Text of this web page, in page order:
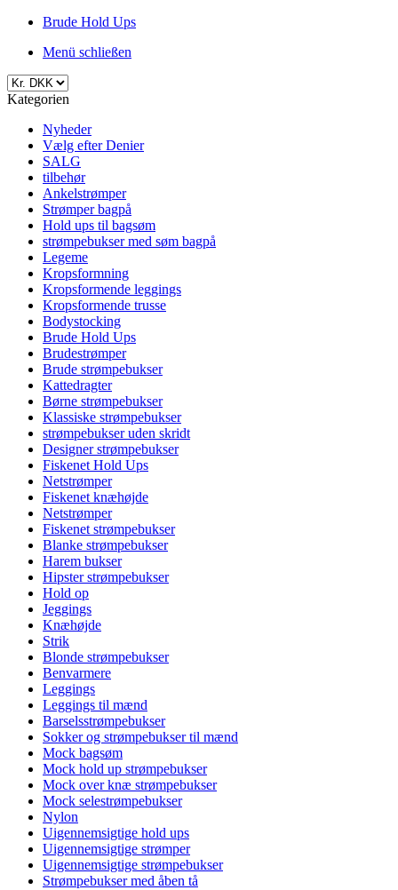
Brude Hold Ups
Menü schließen
Kategorien
Nyheder
Vælg efter Denier
SALG
tilbehør
Ankelstrømper
Strømper bagpå
Hold ups til bagsøm
strømpebukser med søm bagpå
Legeme
Kropsformning
Kropsformende leggings
Kropsformende trusse
Bodystocking
Brude Hold Ups
Brudestrømper
Brude strømpebukser
Kattedragter
Børne strømpebukser
Klassiske strømpebukser
strømpebukser uden skridt
Designer strømpebukser
Fiskenet Hold Ups
Netstrømper
Fiskenet knæhøjde
Netstrømper
Fiskenet strømpebukser
Blanke strømpebukser
Harem bukser
Hipster strømpebukser
Hold op
Jeggings
Knæhøjde
Strik
Blonde strømpebukser
Benvarmere
Leggings
Leggings til mænd
Barselsstrømpebukser
Sokker og strømpebukser til mænd
Mock bagsøm
Mock hold up strømpebukser
Mock over knæ strømpebukser
Mock selestrømpebukser
Nylon
Uigennemsigtige hold ups
Uigennemsigtige strømper
Uigennemsigtige strømpebukser
Strømpebukser med åben tå